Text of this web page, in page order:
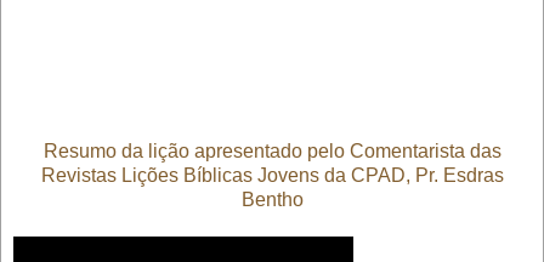
Resumo da lição apresentado pelo Comentarista das
Revistas Lições Bíblicas Jovens da CPAD, Pr. Esdras
Bentho